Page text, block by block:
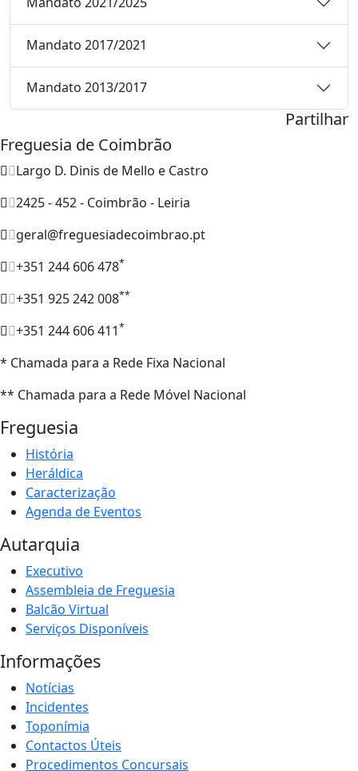
Mandato 2017/2021
Mandato 2013/2017
Partilhar
Freguesia de Coimbrão
Largo D. Dinis de Mello e Castro
2425 - 452 - Coimbrão - Leiria
geral@freguesiadecoimbrao.pt
+351 244 606 478*
+351 925 242 008**
+351 244 606 411*
* Chamada para a Rede Fixa Nacional
** Chamada para a Rede Móvel Nacional
Freguesia
História
Heráldica
Caracterização
Agenda de Eventos
Autarquia
Executivo
Assembleia de Freguesia
Balcão Virtual
Serviços Disponíveis
Informações
Notícias
Incidentes
Toponímia
Contactos Úteis
Procedimentos Concursais